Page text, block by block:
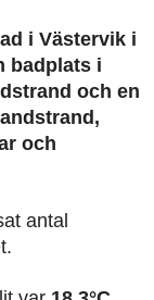
i Västervik i
badplats i
och en
och
antal